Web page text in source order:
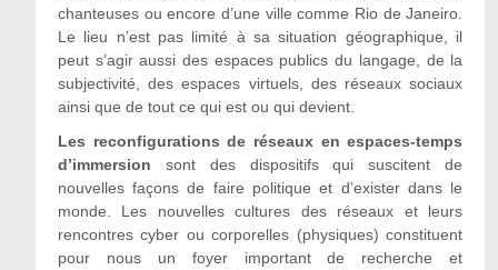
chanteuses ou encore d’une ville comme Rio de Janeiro.
Le lieu n’est pas limité à sa situation géographique, il
peut s’agir aussi des espaces publics du langage, de la
subjectivité, des espaces virtuels, des réseaux sociaux
ainsi que de tout ce qui est ou qui devient.
Les reconfigurations de réseaux en espaces-temps
d’immersion sont des dispositifs qui suscitent de
nouvelles façons de faire politique et d’exister dans le
monde. Les nouvelles cultures des réseaux et leurs
rencontres cyber ou corporelles (physiques) constituent
pour nous un foyer important de recherche et